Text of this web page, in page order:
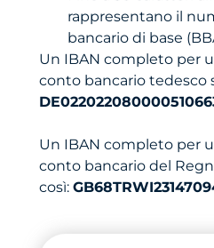
rappresentano il
bancario di base
Un IBAN completo per
conto bancario tedesco
Un IBAN completo per
conto bancario del
così: